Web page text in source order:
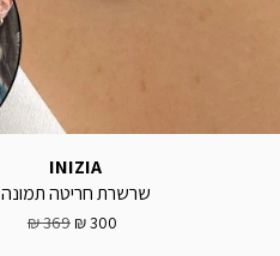
INIZIA
שרשרת חריטה תמונה
300 ₪
369 ₪